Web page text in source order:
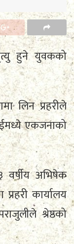
हुने युवकको
लिन प्रहरीले
एकजनाको
अभिषेक
कार्यालय
श्रेष्ठको